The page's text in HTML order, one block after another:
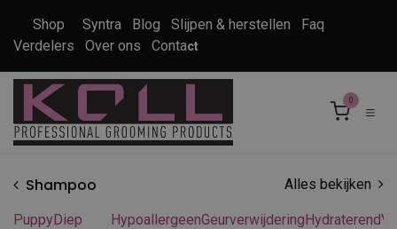
Shop Syntra Blog Slijpen & herstellen
Faq
Verdelers
Over ons Contact
0
Shampoo Alles bekijken
PuppyDiep
HypoallergeenGeurverwijderingHydraterend